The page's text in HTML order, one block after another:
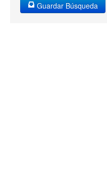
Guardar Búsqueda